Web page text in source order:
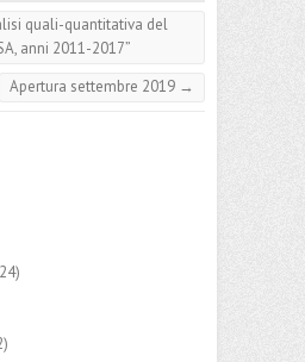
quali-quantitativa del
anni 2011-2017”
Apertura settembre 2019 →